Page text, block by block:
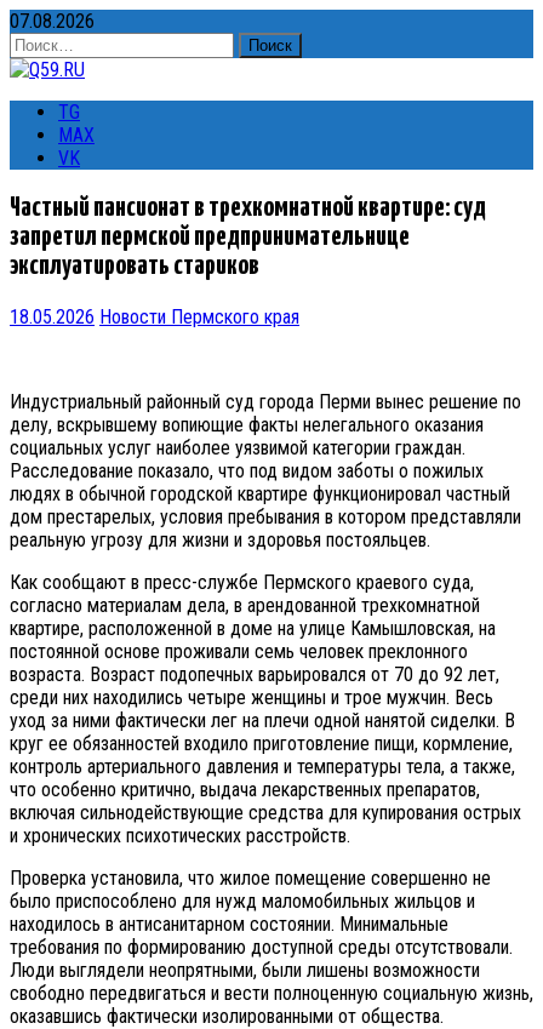
07.08.2026
Найти:
TG
MAX
VK
Частный пансионат в трехкомнатной квартире: суд
запретил пермской предпринимательнице
эксплуатировать стариков
18.05.2026 Новости Пермского края
Индустриальный районный суд города Перми вынес решение по
делу, вскрывшему вопиющие факты нелегального оказания
социальных услуг наиболее уязвимой категории граждан.
Расследование показало, что под видом заботы о пожилых
людях в обычной городской квартире функционировал частный
дом престарелых, условия пребывания в котором представляли
реальную угрозу для жизни и здоровья постояльцев.
Как сообщают в пресс-службе Пермского краевого суда,
согласно материалам дела, в арендованной трехкомнатной
квартире, расположенной в доме на улице Камышловская, на
постоянной основе проживали семь человек преклонного
возраста. Возраст подопечных варьировался от 70 до 92 лет,
среди них находились четыре женщины и трое мужчин. Весь
уход за ними фактически лег на плечи одной нанятой сиделки. В
круг ее обязанностей входило приготовление пищи, кормление,
контроль артериального давления и температуры тела, а также,
что особенно критично, выдача лекарственных препаратов,
включая сильнодействующие средства для купирования острых
и хронических психотических расстройств.
Проверка установила, что жилое помещение совершенно не
было приспособлено для нужд маломобильных жильцов и
находилось в антисанитарном состоянии. Минимальные
требования по формированию доступной среды отсутствовали.
Люди выглядели неопрятными, были лишены возможности
свободно передвигаться и вести полноценную социальную жизнь,
оказавшись фактически изолированными от общества.